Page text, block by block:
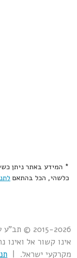
* המידע באתר ניתן
כלשהי, הכל בהתאם
2015-
אינו קשור אל
מקרקעי ישראל. |